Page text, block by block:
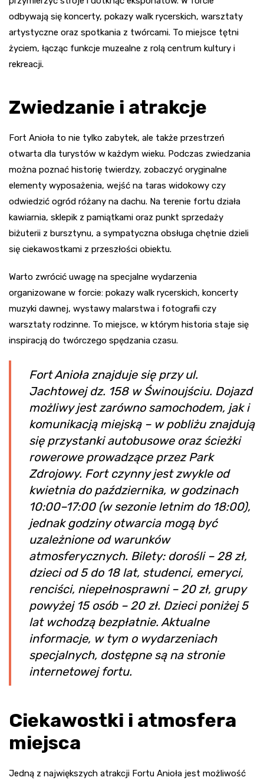
odbywają się koncerty, pokazy walk rycerskich, warsztaty
artystyczne oraz spotkania z twórcami. To miejsce tętni
życiem, łącząc funkcje muzealne z rolą centrum kultury i
rekreacji.
Zwiedzanie i atrakcje
Fort Anioła to nie tylko zabytek, ale także przestrzeń
otwarta dla turystów w każdym wieku. Podczas zwiedzania
można poznać historię twierdzy, zobaczyć oryginalne
elementy wyposażenia, wejść na taras widokowy czy
odwiedzić ogród różany na dachu. Na terenie fortu działa
kawiarnia, sklepik z pamiątkami oraz punkt sprzedaży
biżuterii z bursztynu, a sympatyczna obsługa chętnie dzieli
się ciekawostkami z przeszłości obiektu.
Warto zwrócić uwagę na specjalne wydarzenia
organizowane w forcie: pokazy walk rycerskich, koncerty
muzyki dawnej, wystawy malarstwa i fotografii czy
warsztaty rodzinne. To miejsce, w którym historia staje się
inspiracją do twórczego spędzania czasu.
Fort Anioła znajduje się przy ul.
Jachtowej dz. 158 w Świnoujściu. Dojazd
możliwy jest zarówno samochodem, jak i
komunikacją miejską – w pobliżu znajdują
się przystanki autobusowe oraz ścieżki
rowerowe prowadzące przez Park
Zdrojowy. Fort czynny jest zwykle od
kwietnia do października, w godzinach
10:00–17:00 (w sezonie letnim do 18:00),
jednak godziny otwarcia mogą być
uzależnione od warunków
atmosferycznych. Bilety: dorośli – 28 zł,
dzieci od 5 do 18 lat, studenci, emeryci,
renciści, niepełnosprawni – 20 zł, grupy
powyżej 15 osób – 20 zł. Dzieci poniżej 5
lat wchodzą bezpłatnie. Aktualne
informacje, w tym o wydarzeniach
specjalnych, dostępne są na stronie
internetowej fortu.
Ciekawostki i atmosfera
miejsca
Jedną z największych atrakcji Fortu Anioła jest możliwość